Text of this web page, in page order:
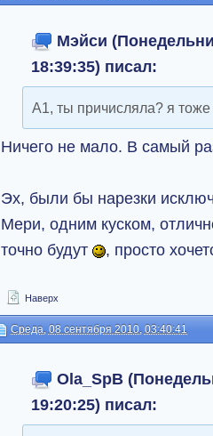
Мэйси
18:39:35) писал:
А1, ты причисляла? я
Ничего не мало. В самый
Эх, были бы нарезки
Мери, одним куском,
точно будут
, просто
Наверх
Среда, 08 сентября 2010, 03:40:41
Ola_SpB
19:20:25) писал: